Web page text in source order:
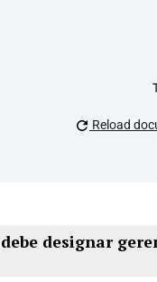
Reload
designar